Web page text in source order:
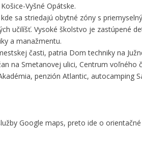
Vyšné Opátske.
sa striedajú obytné zóny s
učilíšť. Vysoké školstvo je zastúpené
a manažmentu.
časti, patria Dom techniky na
na Smetanovej ulici, Centrum voľného
penzión Atlantic, autocamping
Google maps, preto ide o